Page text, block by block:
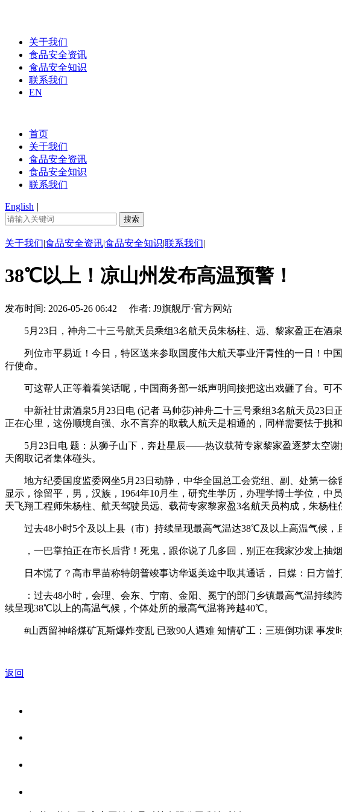
关于我们
食品安全资讯
食品安全知识
联系我们
EN
首页
关于我们
食品安全资讯
食品安全知识
联系我们
English |
关于我们|食品安全资讯|食品安全知识|联系我们|
38℃以上！凉山州发布高温预警！
发布时间: 2026-05-26 06:42 作者: J9旗舰厅·官方网站
5月23日，神舟二十三号航天员乘组3名航天员朱杨柱、远、黎家盈正在酒
列位市平易近！今日，特区送来参取国度伟大航天事业汗青性的一日！中
行使命。
可这帮人正等着看笑话呢，中国商务部一纸声明间接把这出戏砸了台。可不
中新社甘肃酒泉5月23日电 (记者 马帅莎)神舟二十三号乘组3名航天员23日
正在心里，这份顺境自强、永不言弃的取载人航天是相通的，同样需要怯于挑和
5月23日电 题：从狮子山下，奔赴星辰——热议载荷专家黎家盈逐梦太空谢
天阁取记者集体碰头。
地方纪委国度监委网坐5月23日动静，中华全国总工会党组、副、处第一徐
显示，徐留平，男，汉族，1964年10月生，研究生学历，办理学博士学位，
天飞翔工程师朱杨柱、航天驾驶员远、载荷专家黎家盈3名航天员构成，朱杨柱
过去48小时5个及以上县（市）持续呈现最高气温达38℃及以上高温气候，
，一巴掌拍正在市长后背！死鬼，跟你说了几多回，别正在我家沙发上抽
日本慌了？高市早苗称特朗普竣事访华返美途中取其通话， 日媒：日方曾
：过去48小时，会理、会东、宁南、金阳、冕宁的部门乡镇最高气温持续
续呈现38℃以上的高温气候，个体处所的最高气温将跨越40℃。
#山西留神峪煤矿瓦斯爆炸变乱 已致90人遇难 知情矿工：三班倒功课 事发
返回